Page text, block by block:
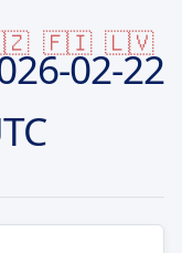
🇫🇮 🇱🇻
02-22